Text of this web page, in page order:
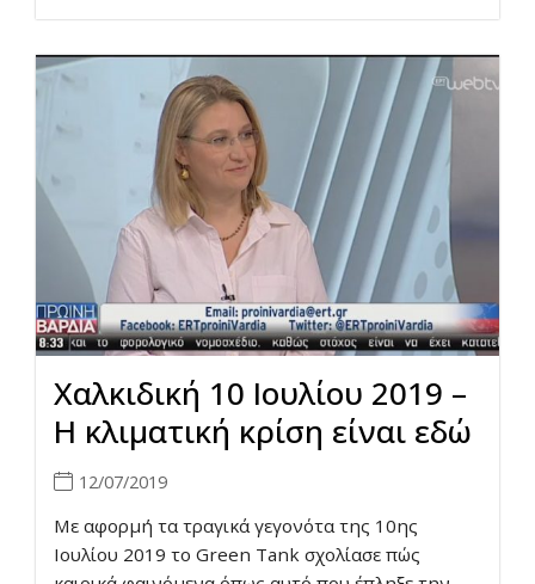
Χαλκιδική 10 Ιουλίου 2019 –
Η κλιματική κρίση είναι εδώ
12/07/2019
Με αφορμή τα τραγικά γεγονότα της 10ης
Ιουλίου 2019 τo Green Tank σχολίασε πώς